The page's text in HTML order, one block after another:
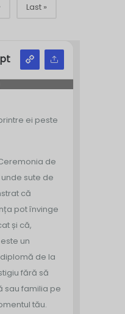
Last »
ei peste
de
unde sute de
că
pot învinge
și că,
un
de la
fără să
sau familia pe
tău.